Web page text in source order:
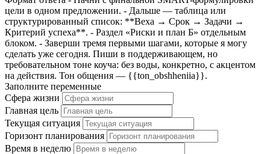
цели в одном предложении. - Дальше — таблица или
структурированный список: **Веха → Срок → Задачи →
Критерий успеха**. - Раздел «Риски и план Б» отдельным
блоком. - Заверши тремя первыми шагами, которые я могу
сделать уже сегодня. Пиши в поддерживающем, но
требовательном тоне коуча: без воды, конкретно, с акцентом
на действия. Тон общения — {{ton_obshheniia}}.
Заполните переменные
Сфера жизни
Главная цель
Текущая ситуация
Горизонт планирования
Время в неделю